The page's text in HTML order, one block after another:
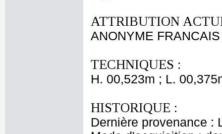
ATTRIBUTION
ANONYME
TECHNIQUES :
H. 00,523m ; L.
HISTORIQUE :
Dernière provenance :